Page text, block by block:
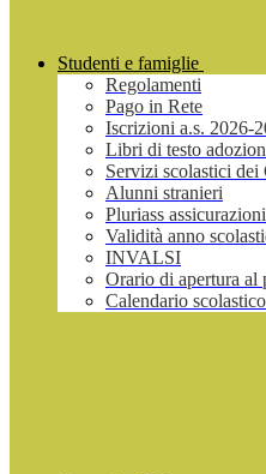
Studenti e famiglie
Regolamenti
Pago in Rete
Iscrizioni a.s. 2026-
Libri di testo
Servizi scolastici dei
Alunni stranieri
Pluriass
Validità anno
INVALSI
Orario di apertura al
Calendario